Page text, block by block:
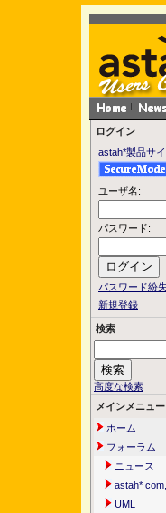
ログイン
astah*製品サ
ユーザ名:
パスワード:
パスワード紛
新規登録
検索
高度な検索
メインメニュー
ホーム
フォーラム
ニュース
astah*
UML